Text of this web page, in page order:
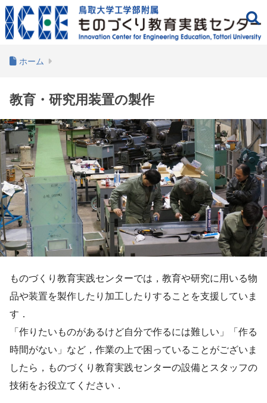
ホーム
教育・研究用装置の製作
ものづくり教育実践センターでは，教育や研究に用いる物
品や装置を製作したり加工したりすることを支援していま
す．
「作りたいものがあるけど自分で作るには難しい」「作る
時間がない」など，作業の上で困っていることがございま
したら，ものづくり教育実践センターの設備とスタッフの
技術をお役立てください．